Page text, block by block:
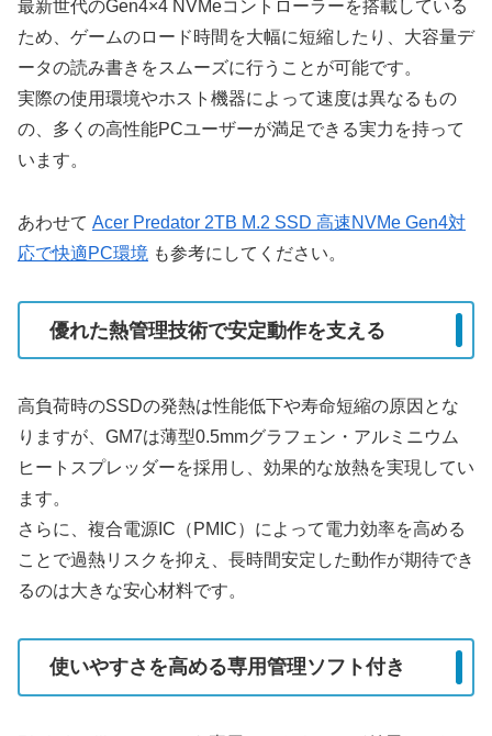
最新世代のGen4×4 NVMeコントローラーを搭載している
ため、ゲームのロード時間を大幅に短縮したり、大容量デ
ータの読み書きをスムーズに行うことが可能です。
実際の使用環境やホスト機器によって速度は異なるもの
の、多くの高性能PCユーザーが満足できる実力を持って
います。
あわせて Acer Predator 2TB M.2 SSD 高速NVMe Gen4対
応で快適PC環境 も参考にしてください。
優れた熱管理技術で安定動作を支える
高負荷時のSSDの発熱は性能低下や寿命短縮の原因とな
りますが、GM7は薄型0.5mmグラフェン・アルミニウム
ヒートスプレッダーを採用し、効果的な放熱を実現してい
ます。
さらに、複合電源IC（PMIC）によって電力効率を高める
ことで過熱リスクを抑え、長時間安定した動作が期待でき
るのは大きな安心材料です。
使いやすさを高める専用管理ソフト付き